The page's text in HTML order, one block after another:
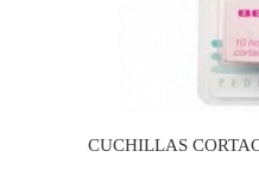
CUCHILLAS